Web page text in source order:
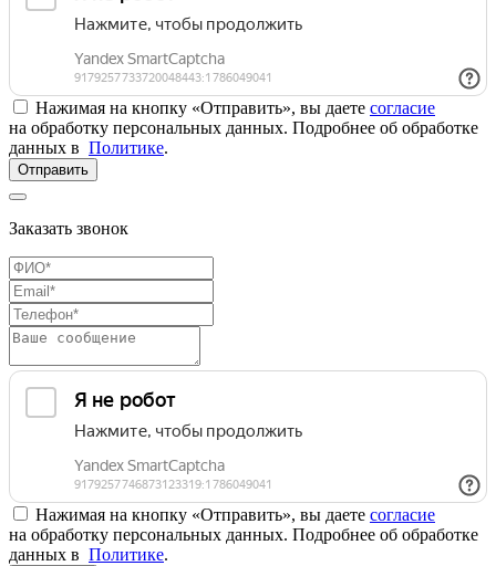
Нажимая на кнопку «Отправить», вы даете согласие
на обработку персональных данных. Подробнее об обработке
данных в Политике.
Отправить
Заказать звонок
Нажимая на кнопку «Отправить», вы даете согласие
на обработку персональных данных. Подробнее об обработке
данных в Политике.